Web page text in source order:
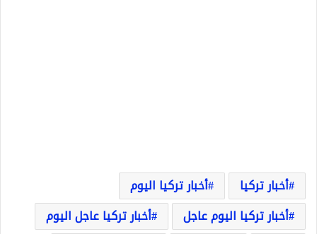
أخبار تركيا
أخبار تركيا اليوم
أخبار تركيا اليوم عاجل
أخبار تركيا عاجل اليوم